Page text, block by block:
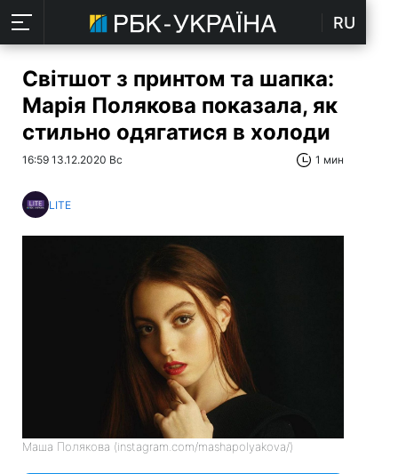
RU
Світшот з принтом та шапка:
Марія Полякова показала, як
стильно одягатися в холоди
16:59 13.12.2020 Вс 1 мин
LITE
Маша Полякова (instagram.com/mashapolyakova/)